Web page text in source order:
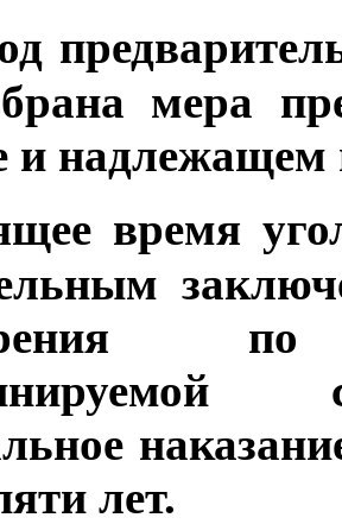
мера
и надлежащем
время
лет.